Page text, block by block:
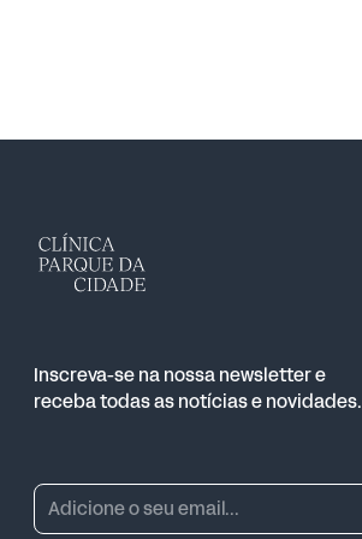
Inscreva-se na nossa newsletter e
receba todas as notícias e novidades.